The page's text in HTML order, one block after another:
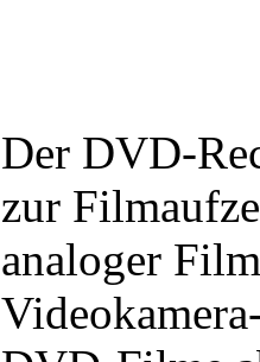
Der DVD-
zur
analoger